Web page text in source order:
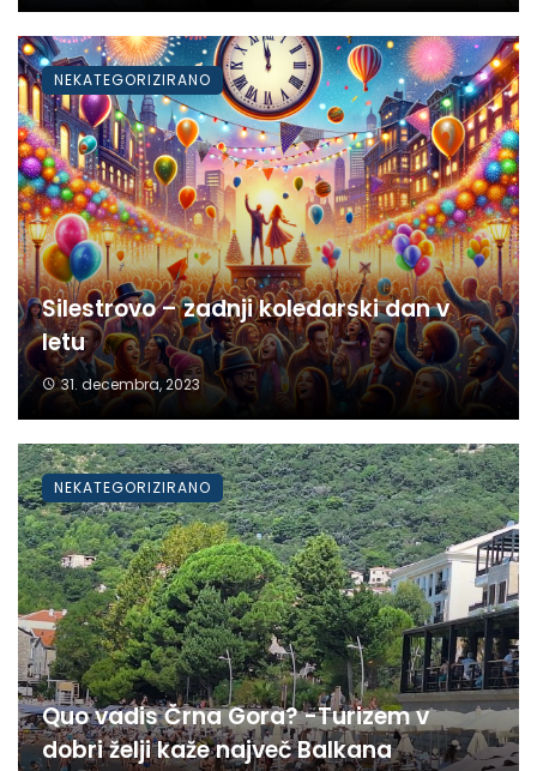
Silestrovo – zadnji koledarski dan v
letu
31. decembra, 2023
NEKATEGORIZIRANO
Quo vadis Črna Gora? -Turizem v
dobri želji kaže največ Balkana
NEKATEGORIZIRANO